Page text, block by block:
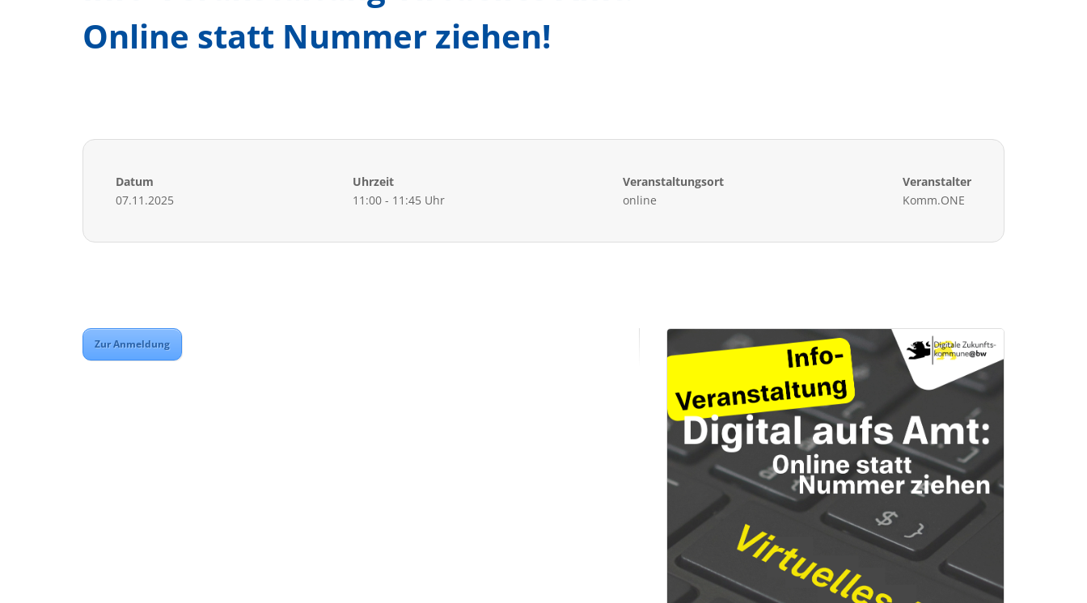
Online statt Nummer ziehen!
Datum
07.11.2025
Uhrzeit
11:00 - 11:45 Uhr
Veranstaltungsort
online
Veranstalter
Komm.ONE
Zur Anmeldung